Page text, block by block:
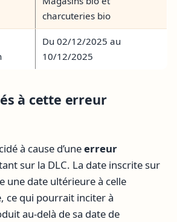
charcuteries bio
Du 02/12/2025 au
10/12/2025
à cette erreur
à cause d’uneerreur
sur la DLC. La date inscrite sur
une date ultérieure à celle
ce qui pourrait inciter à
au-delà de sa date de